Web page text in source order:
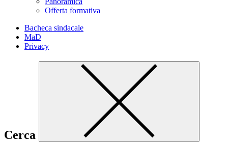
Offerta formativa
Bacheca sindacale
MaD
Privacy
Cerca